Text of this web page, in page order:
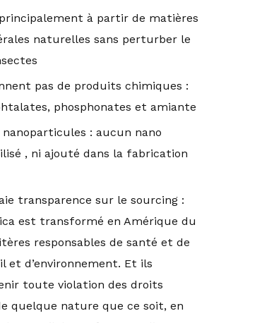
à partir de matières
naturelles sans perturber le
pas de produits chimiques :
phosphonates et amiante
: aucun nano
, ni ajouté dans la fabrication
transparence sur le sourcing :
est transformé en Amérique du
responsables de santé et de
et d’environnement. Et ils
toute violation des droits
quelque nature que ce soit, en